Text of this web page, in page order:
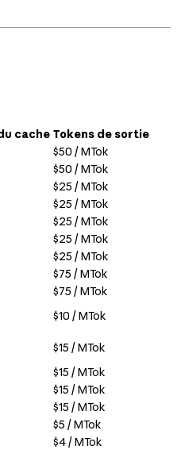
cache Tokens de sortie
$50 / MTok
$50 / MTok
$25 / MTok
$25 / MTok
$25 / MTok
$25 / MTok
$25 / MTok
$75 / MTok
$75 / MTok
$10 / MTok
$15 / MTok
$15 / MTok
$15 / MTok
$15 / MTok
$5 / MTok
$4 / MTok